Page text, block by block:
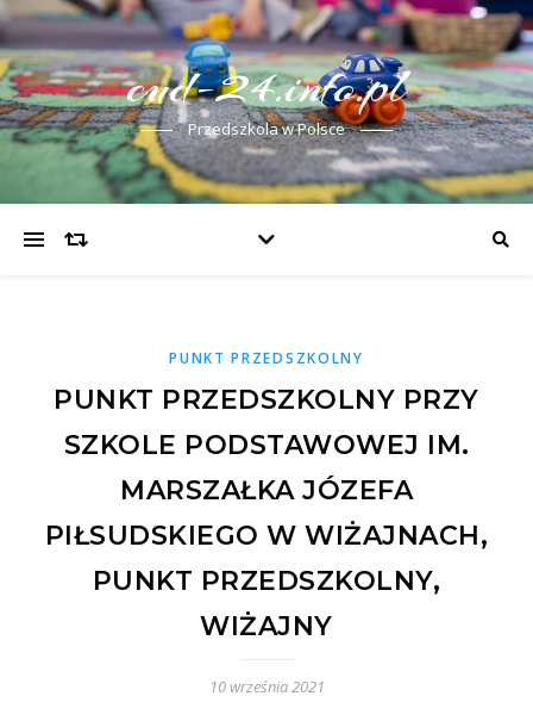
cud-24.info.pl
Przedszkola w Polsce
PUNKT PRZEDSZKOLNY
PUNKT PRZEDSZKOLNY PRZY
SZKOLE PODSTAWOWEJ IM.
MARSZAŁKA JÓZEFA
PIŁSUDSKIEGO W WIŻAJNACH,
PUNKT PRZEDSZKOLNY,
WIŻAJNY
10 września 2021